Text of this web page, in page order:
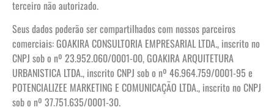
terceiro não autorizado.
Seus dados poderão ser compartilhados com nossos parceiros
comerciais: GOAKIRA CONSULTORIA EMPRESARIAL LTDA., inscrito no
CNPJ sob o nº 23.952.060/0001-00, GOAKIRA ARQUITETURA
URBANISTICA LTDA., inscrito CNPJ sob o nº 46.964.759/0001-95 e
POTENCIALIZEE MARKETING E COMUNICAÇÃO LTDA., inscrito no CNPJ
sob o nº 37.751.635/0001-30.